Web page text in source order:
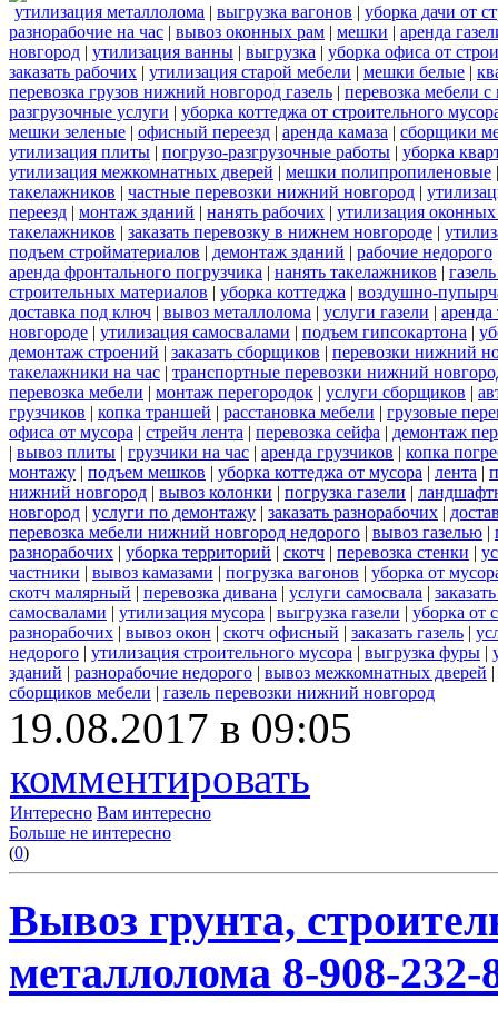
утилизация металлолома | выгрузка вагонов | уборка дачи от
разнорабочие на час | вывоз оконных рам | мешки | аренда
новгород | утилизация ванны | выгрузка | уборка офиса от
заказать рабочих | утилизация старой мебели | мешки белые |
перевозка грузов нижний новгород газель | перевозка мебели
разгрузочные услуги | уборка коттеджа от строительного
мешки зеленые | офисный переезд | аренда камаза | сборщики
утилизация плиты | погрузо-разгрузочные работы | уборка
утилизация межкомнатных дверей | мешки полипропиленовые
такелажников | частные перевозки нижний новгород |
переезд | монтаж зданий | нанять рабочих | утилизация
такелажников | заказать перевозку в нижнем новгороде |
подъем стройматериалов | демонтаж зданий | рабочие недорого
аренда фронтального погрузчика | нанять такелажников |
строительных материалов | уборка коттеджа | воздушно-
доставка под ключ | вывоз металлолома | услуги газели | аренда
новгороде | утилизация самосвалами | подъем гипсокартона |
демонтаж строений | заказать сборщиков | перевозки нижний
такелажники на час | транспортные перевозки нижний
перевозка мебели | монтаж перегородок | услуги сборщиков |
грузчиков | копка траншей | расстановка мебели | грузовые
офиса от мусора | стрейч лента | перевозка сейфа | демонтаж
| вывоз плиты | грузчики на час | аренда грузчиков | копка
монтажу | подъем мешков | уборка коттеджа от мусора | лента |
нижний новгород | вывоз колонки | погрузка газели |
новгород | услуги по демонтажу | заказать разнорабочих |
перевозка мебели нижний новгород недорого | вывоз газелью |
разнорабочих | уборка территорий | скотч | перевозка стенки |
частники | вывоз камазами | погрузка вагонов | уборка от
скотч малярный | перевозка дивана | услуги самосвала |
самосвалами | утилизация мусора | выгрузка газели | уборка от
разнорабочих | вывоз окон | скотч офисный | заказать газель |
недорого | утилизация строительного мусора | выгрузка фуры |
зданий | разнорабочие недорого | вывоз межкомнатных дверей |
сборщиков мебели | газель перевозки нижний новгород
19.08.2017 в 09:05
комментировать
Интересно Вам интересно
Больше не интересно
(0)
Вывоз грунта,
металлолома 8-908-232-